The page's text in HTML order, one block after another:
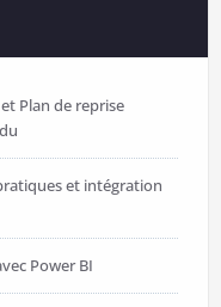
Plan de reprise
et intégration
Power BI